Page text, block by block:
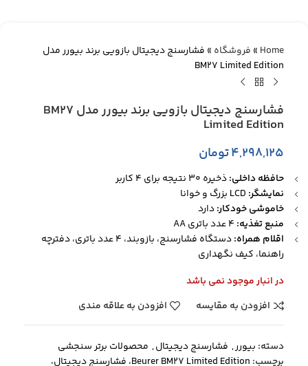
Home
» فروشگاه » فشارسنج دیجیتال بازویی برند بیورر مدل
BM27 Limited Edition
فشارسنج دیجیتال بازویی برند بیورر مدل BM27
Limited Edition
۴,۲۹۸,۱۲۵تومان
حافظه داخلی:ذخیره 30 نتیجه برای 4 کاربر
نمایشگر:
خاموشی خودکار:دارد
منبع تغذیه:
اقلام همراه:
دستگاه فشارسنج، بازوبند، 4 عدد باتری، دفترچه
راهنما، کیف نگهداری
در انبار موجود نمی باشد
افزودن به مقایسه
افزودن به علاقه مندی
دسته: بیورر, فشارسنج دیجیتال, محصولات برتر سنجشی
برچسب:
Beurer BM27 Limited Edition، فشارسنج دیجیتال،